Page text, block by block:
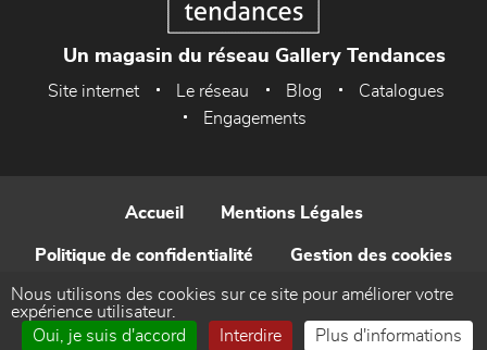
Un magasin du réseau Gallery Tendances
Site internet Le réseau Blog
Catalogues
Engagements
Accueil Mentions Légales
Politique de confidentialité Gestion des cookies
Contact
Nous utilisons des cookies sur ce site pour améliorer votre
expérience utilisateur.
Oui, je suis d'accord
Interdire Plus d'informations